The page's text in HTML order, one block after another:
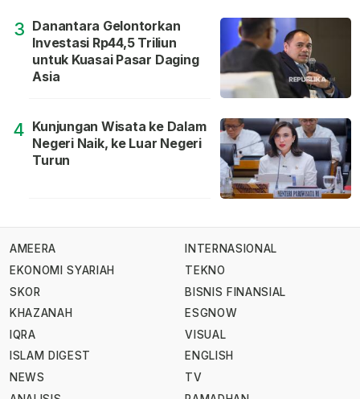
3 Danantara Gelontorkan
Investasi Rp44,5 Triliun
untuk Kuasai Pasar Daging
Asia
4 Kunjungan Wisata ke Dalam
Negeri Naik, ke Luar Negeri
Turun
AMEERA
EKONOMI SYARIAH
SKOR
KHAZANAH
IQRA
ISLAM DIGEST
NEWS
INTERNASIONAL
TEKNO
BISNIS FINANSIAL
ESGNOW
VISUAL
ENGLISH
TV